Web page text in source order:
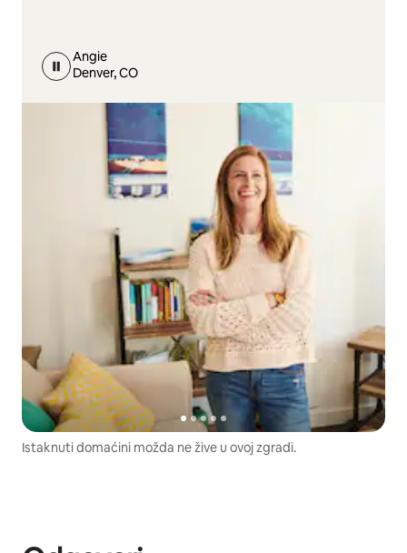
Angie
Denver, CO
Istaknuti domaćini možda ne žive u ovoj zgradi.